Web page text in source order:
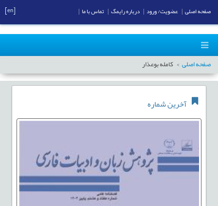
صفحه اصلی کامله بوعذار
آخرین شماره
صفحه اصلی عضویت/ ورود درباره رایمگ تماس با ما